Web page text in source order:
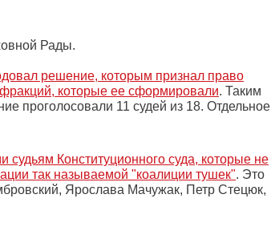
Рады.
решение, которым признал право
которые ее сформировали. Таким
проголосовали 11 судей из 18. Отдельное
Конституционного суда, которые не
так называемой "коалиции тушек". Это
Ярослава Мачужак, Петр Стецюк,